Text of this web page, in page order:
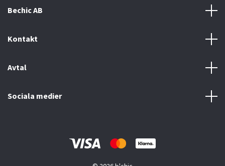
Bechic AB
Kontakt
Avtal
Sociala medier